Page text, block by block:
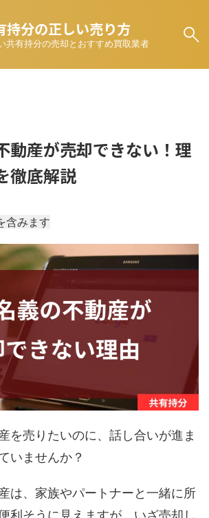
持分の正しい売り方
共有持分の売却とおすすめ買取業者
動産が売却できない！理
徹底解説
含みます
を売りたいのに、話し合いが進ま
いませんか？
は、家族やパートナーと一緒に所
利そうに見えますが、いざ売却し